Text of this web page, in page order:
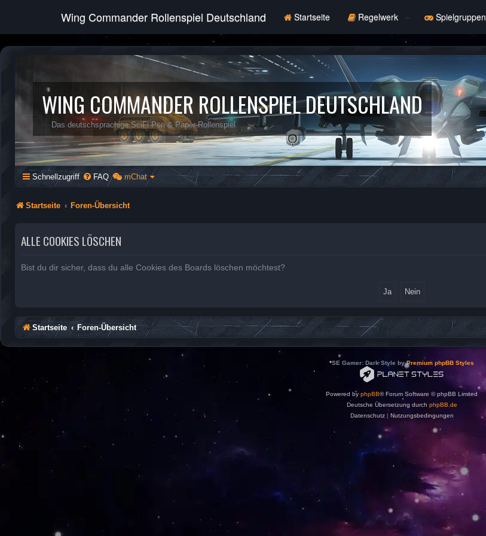
Wing Commander Rollenspiel Deutschland Startseite Regelwerk Spielgruppen
WING COMMANDER ROLLENSPIEL DEUTSCHLAND
Das deutschsprachige SciFi-Pen & Paper-Rollenspiel
Schnellzugriff FAQ mChat
Startseite Foren-Übersicht
ALLE COOKIES LÖSCHEN
Bist du dir sicher, dass du alle Cookies des Boards löschen möchtest?
Startseite Foren-Übersicht
*SE Gamer: Dark Style byPremium phpBB Styles
Powered by phpBB® Forum Software © phpBB Limited
Deutsche Übersetzung durch phpBB.de
Datenschutz| Nutzungsbedingungen